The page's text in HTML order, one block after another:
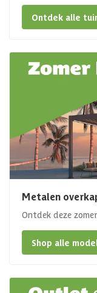
Ontdek alle
Metalen
Ontdek deze
Shop alle